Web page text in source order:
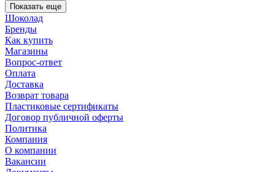
Показать еще
Шоколад
Бренды
Как купить
Магазины
Вопрос-ответ
Оплата
Доставка
Возврат товара
Пластиковые сертификаты
Договор публичной оферты
Политика
Компания
О компании
Вакансии